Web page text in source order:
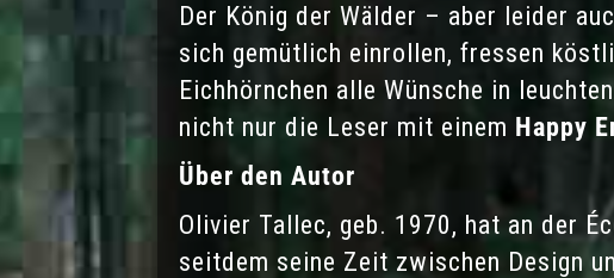
Der König der Wälder – aber leider
sich gemütlich einrollen, fressen
Eichhörnchen alle Wünsche in
nicht nur die Leser mit einem Happy
Über den Autor
Olivier Tallec, geb. 1970, hat an der
seitdem seine Zeit zwischen Design